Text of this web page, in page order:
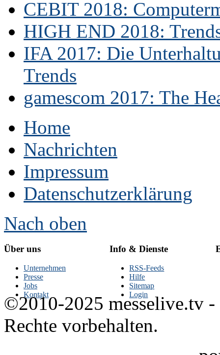
CEBIT 2018:
HIGH END 2018:
IFA 2017: Die
Trends
gamescom 2017: The
Home
Nachrichten
Impressum
Datenschutzerklärung
Nach oben
Über uns
Unternehmen
Presse
Jobs
Kontakt
Info & Dienste
RSS-Feeds
Hilfe
Sitemap
Login
©2010-2025 messelive.tv -
Rechte vorbehalten.